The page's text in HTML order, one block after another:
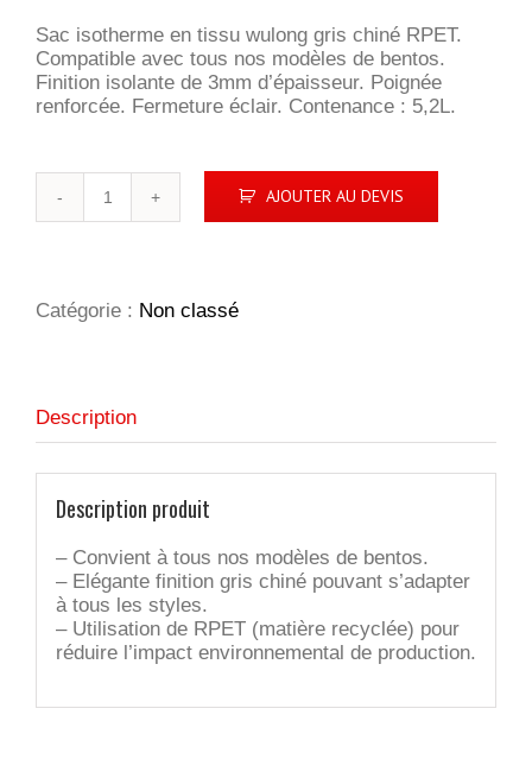
Sac isotherme en tissu wulong gris chiné RPET.
Compatible avec tous nos modèles de bentos.
Finition isolante de 3mm d’épaisseur. Poignée
renforcée. Fermeture éclair. Contenance : 5,2L.
ISOTHERME
'SENDAI',
AJOUTER AU DEVIS
Catégorie : Non classé
Description
Description produit
– Convient à tous nos modèles de bentos.
– Elégante finition gris chiné pouvant s’adapter
à tous les styles.
– Utilisation de RPET (matière recyclée) pour
réduire l’impact environnemental de production.